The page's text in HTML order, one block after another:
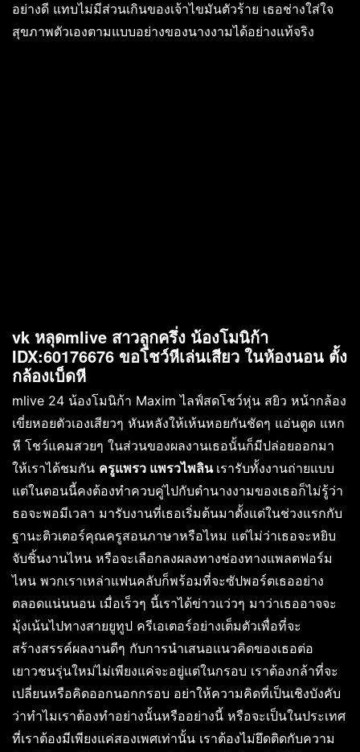
อย่างดี แทบไม่มีส่วนเกินของเจ้าไขมันตัวร้าย เธอช่างใส่ใจ
สุขภาพตัวเองตามแบบอย่างของนางงามได้อย่างแท้จริง
vk หลุดmlive สาวลูกครึ่ง น้องโมนิก้า
IDX:60176676 ขอโชว์หีเล่นเสียว ในห้องนอน ตั้ง
กล้องเบ็ดหี
mlive 24 น้องโมนิก้า Maxim ไลฟ์สดโชว์หุ่น สยิว หน้ากล้อง
เขี่ยหอยตัวเองเสียวๆ หันหลังให้เห้นหอยกันชัดๆ แอ่นตูด แหก
หี โชว์แคมสวยๆ ในส่วนของผลงานเธอนั้นก็มีปล่อยออกมา
ให้เราได้ชมกัน ครูแพรว แพรวไพลิน เรารับทั้งงานถ่ายแบบ
แต่ในตอนนี้คงต้องทำควบคู่ไปกับตำนางงามของเธอก็ไม่รู้ว่า
ธอจะพอมีเวลา มารับงานที่เธอเริ่มต้นมาตั้งแต่ในช่วงแรกกับ
ฐานะติวเตอร์คุณครูสอนภาษาหรือไหม แต่ไม่ว่าเธอจะหยิบ
จับชิ้นงานไหน หรือจะเลือกลงผลงทางช่องทางแพลตฟอร์ม
ไหน พวกเราเหล่าแฟนคลับก็พร้อมที่จะซัปพอร์ตเธออย่าง
ตลอดแน่นนอน เมื่อเร็วๆ นี้เราได้ข่าวแว่วๆ มาว่าเธออาจจะ
มุ้งเน้นไปทางสายยูทูป ครีเอเตอร์อย่างเต็มตัวเพื่อที่จะ
สร้างสรรค์ผลงานดีๆ กับการนำเสนอแนวคิดของเธอต่อ
เยาวชนรุ่นใหม่ไม่เพียงแค่จะอยู่แต่ในกรอบ เราต้องกล้าที่จะ
เปลี่ยนหรือคิดออกนอกกรอบ อย่าให้ความคิดที่เป็นเชิงบังคับ
ว่าทำไมเราต้องทำอย่างนั้นหรืออย่างนี้ หรือจะเป็นในประเทศ
ที่เราต้องมีเพียงแค่สองเพศเท่านั้น เราต้องไม่ยึดติดกับความ